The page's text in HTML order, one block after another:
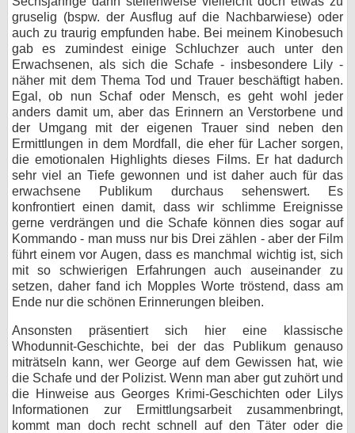
gruselig (bspw. der Ausflug auf die Nachbarwiese) oder
auch zu traurig empfunden habe. Bei meinem Kinobesuch
gab es zumindest einige Schluchzer auch unter den
Erwachsenen, als sich die Schafe - insbesondere Lily -
näher mit dem Thema Tod und Trauer beschäftigt haben.
Egal, ob nun Schaf oder Mensch, es geht wohl jeder
anders damit um, aber das Erinnern an Verstorbene und
der Umgang mit der eigenen Trauer sind neben den
Ermittlungen in dem Mordfall, die eher für Lacher sorgen,
die emotionalen Highlights dieses Films. Er hat dadurch
sehr viel an Tiefe gewonnen und ist daher auch für das
erwachsene Publikum durchaus sehenswert. Es
konfrontiert einen damit, dass wir schlimme Ereignisse
gerne verdrängen und die Schafe können dies sogar auf
Kommando - man muss nur bis Drei zählen - aber der Film
führt einem vor Augen, dass es manchmal wichtig ist, sich
mit so schwierigen Erfahrungen auch auseinander zu
setzen, daher fand ich Mopples Worte tröstend, dass am
Ende nur die schönen Erinnerungen bleiben.
Ansonsten präsentiert sich hier eine klassische
Whodunnit-Geschichte, bei der das Publikum genauso
miträtseln kann, wer George auf dem Gewissen hat, wie
die Schafe und der Polizist. Wenn man aber gut zuhört und
die Hinweise aus Georges Krimi-Geschichten oder Lilys
Informationen zur Ermittlungsarbeit zusammenbringt,
kommt man doch recht schnell auf den Täter oder die